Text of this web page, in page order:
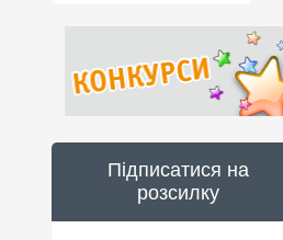
Підписатися на
розсилку